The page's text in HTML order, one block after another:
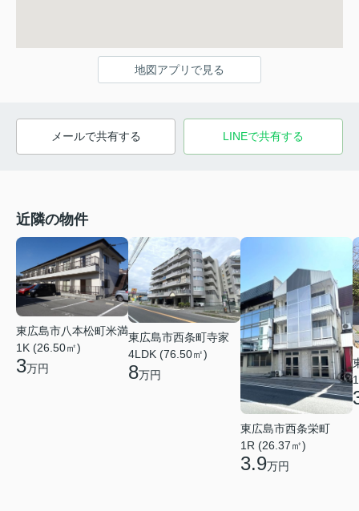
地図アプリで見る
メールで共有する LINEで共有する
近隣の物件
東広島市八本松町米満
1K (26.50㎡)
3万円
東広島市西条町寺家
4LDK (76.50㎡)
8万円
東広島市西条栄町
1R (26.37㎡)
3.9万円